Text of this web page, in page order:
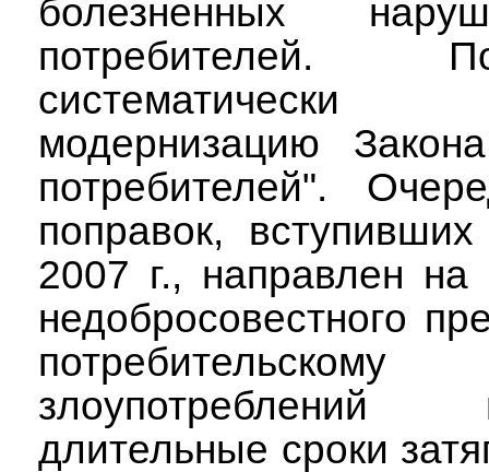
болезненных
модернизацию
потребителей".
поправок,
2007 г., направлен
недобросовестного
длительные сроки